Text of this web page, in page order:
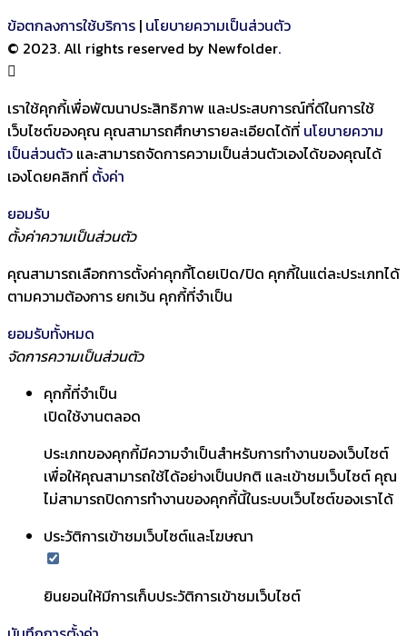
ข้อตกลงการใช้บริการ | นโยบายความเป็นส่วนตัว
© 2023. All rights reserved by Newfolder.
เราใช้คุกกี้เพื่อพัฒนาประสิทธิภาพ และประสบการณ์ที่ดีในการใช้
เว็บไซต์ของคุณ คุณสามารถศึกษารายละเอียดได้ที่ นโยบายความ
เป็นส่วนตัว และสามารถจัดการความเป็นส่วนตัวเองได้ของคุณได้
เองโดยคลิกที่ ตั้งค่า
ยอมรับ
ตั้งค่าความเป็นส่วนตัว
คุณสามารถเลือกการตั้งค่าคุกกี้โดยเปิด/ปิด คุกกี้ในแต่ละประเภทได้
ตามความต้องการ ยกเว้น คุกกี้ที่จำเป็น
ยอมรับทั้งหมด
จัดการความเป็นส่วนตัว
คุกกี้ที่จำเป็น
เปิดใช้งานตลอด
ประเภทของคุกกี้มีความจำเป็นสำหรับการทำงานของเว็บไซต์
เพื่อให้คุณสามารถใช้ได้อย่างเป็นปกติ และเข้าชมเว็บไซต์ คุณ
ไม่สามารถปิดการทำงานของคุกกี้นี้ในระบบเว็บไซต์ของเราได้
ประวัติการเข้าชมเว็บไซต์และโฆษณา
ยินยอนให้มีการเก็บประวัติการเข้าชมเว็บไซต์